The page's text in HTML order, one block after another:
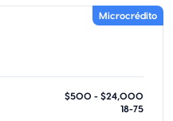
Microcrédito
$500 - $24,000
18-75